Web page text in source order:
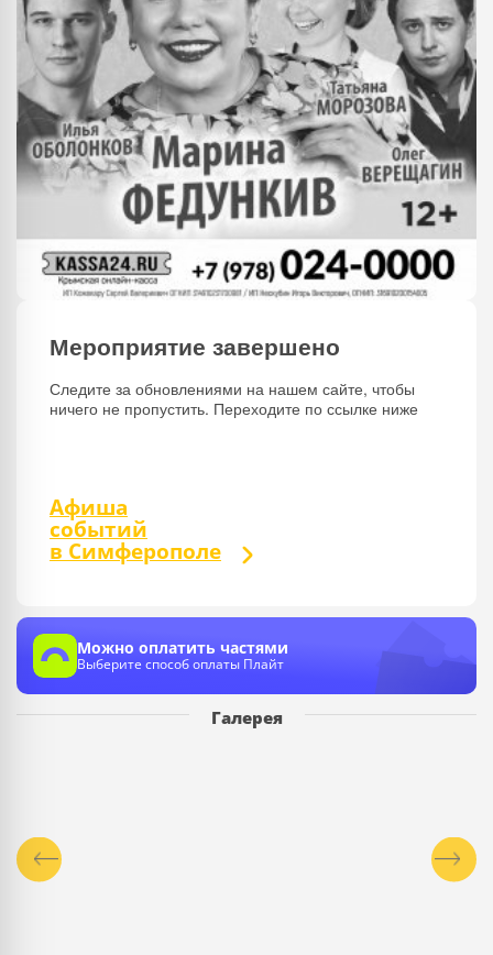
Мероприятие завершено
Следите за обновлениями на нашем сайте, чтобы
ничего не пропустить. Переходите по ссылке ниже
Афиша
событий
в Симферополе
Можно оплатить частями
Выберите способ оплаты Плайт
Галерея